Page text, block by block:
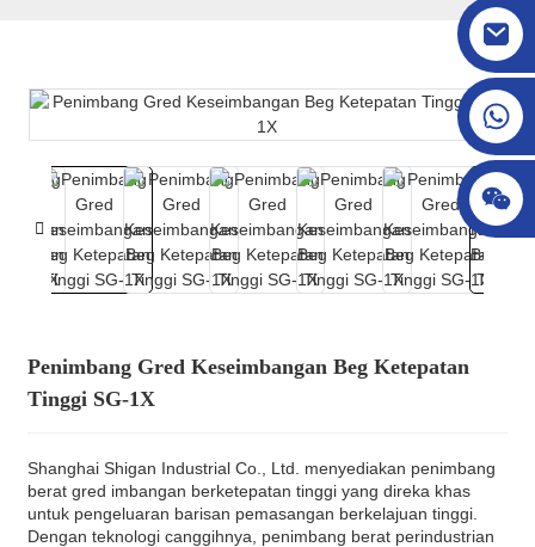
Penimbang Gred Keseimbangan Beg Ketepatan
Tinggi SG-1X
Shanghai Shigan Industrial Co., Ltd. menyediakan penimbang
berat gred imbangan berketepatan tinggi yang direka khas
untuk pengeluaran barisan pemasangan berkelajuan tinggi.
Dengan teknologi canggihnya, penimbang berat perindustrian